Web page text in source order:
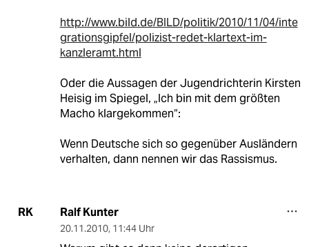
http://www.bild.de/BILD/politik/2010/11/04/inte
grationsgipfel/polizist-redet-klartext-im-
kanzleramt.html
Oder die Aussagen der Jugendrichterin Kirsten
Heisig im Spiegel, „Ich bin mit dem größten
Macho klargekommen“:
Wenn Deutsche sich so gegenüber Ausländern
verhalten, dann nennen wir das Rassismus.
RK Ralf Kunter
20.11.2010, 11:44 Uhr